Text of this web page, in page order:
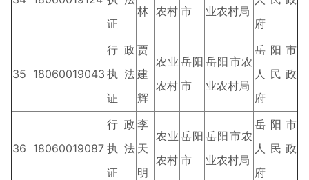
证
林 农村 市
业农村局
府
35 18060019043
行政
执法
证
贾
建
辉
农业
农村
岳阳
市
岳阳市农
业农村局
岳阳市
人民政
府
36 18060019087
行政
执法
证
李
天
明
农业
农村
岳阳
市
岳阳市农
业农村局
岳阳市
人民政
府